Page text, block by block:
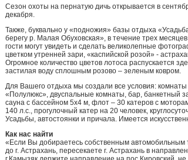
Сезон охоты на пернатую дичь открывается в
декабря.
Также, буквально у «подножия» базы отдыха
берегу р. Малая Обуховская», в течение трех
гости могут увидеть и сделать великолепные
цветком утренней зари, «каспийской розой» -
Огромное количество цветов лотоса распускается
застилая воду сплошным розово – зеленым ковром.
Для Вашего отдыха мы создали все условия:
«Полулюкс», двуспальные комнаты, бар, банкетный
сауна с бассейном 5х4 м, флот – 30 катеров с
140 л.с., прогулочный катер на 20 человек,
Усадьбы, автостоянки и причала. Имеется
Как нас найти
«Если Вы добираетесь собственным автомобильным
до г. Астрахань, пересекаете г. Астрахань в